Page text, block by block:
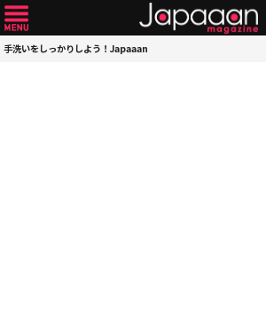
手洗いをしっかりしよう！Japaaan